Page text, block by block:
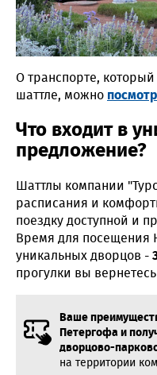
О транспорте, который
шаттле, можно
Что входит в
предложение?
Шаттлы компании
расписания и
поездку доступной и
Время для посещения
уникальных дворцов -
прогулки вы
Ваше
Петергофа и
дворцово-
на территории